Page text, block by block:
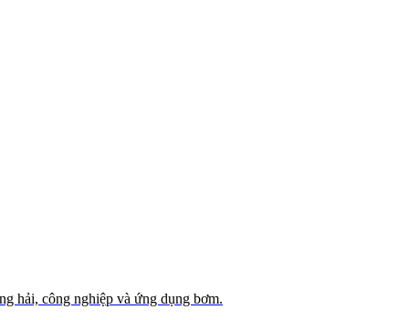
hải, công nghiệp và ứng dụng bơm.